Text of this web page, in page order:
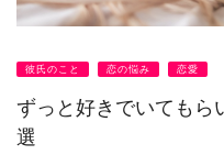
彼氏のこと 恋の悩み 恋愛
ずっと好きでいてもら
選